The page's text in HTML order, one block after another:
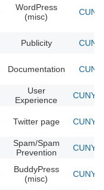
WordPress
(misc)
Publicity
Documentation
User
Experience
CUNY
Twitter page CUNY
Spam/Spam
Prevention
CUNY
BuddyPress
(misc)
CUNY